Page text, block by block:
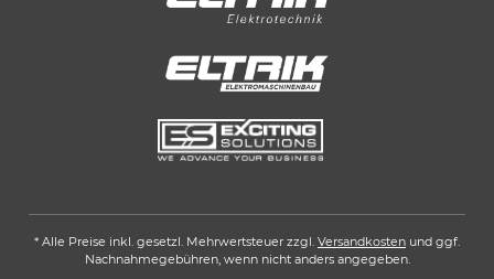
* Alle Preise inkl. gesetzl. Mehrwertsteuer zzgl. Versandkosten und ggf.
Nachnahmegebühren, wenn nicht anders angegeben.